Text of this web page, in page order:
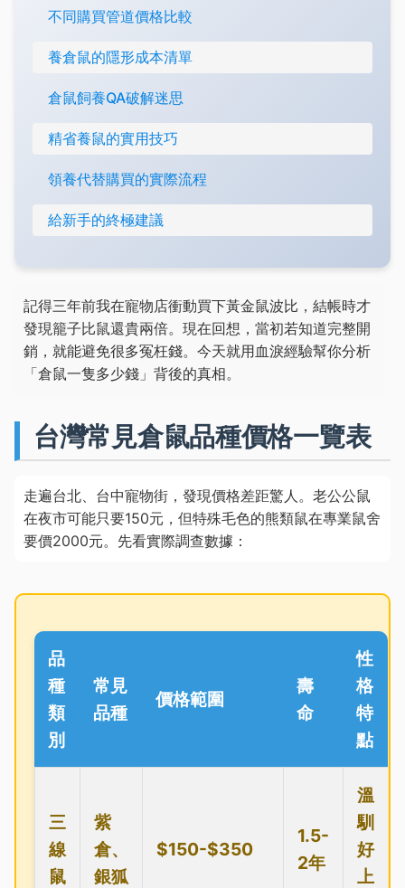
不同購買管道價格比較
養倉鼠的隱形成本清單
倉鼠飼養QA破解迷思
精省養鼠的實用技巧
領養代替購買的實際流程
給新手的終極建議
記得三年前我在寵物店衝動買下黃金鼠波比，結帳時才
發現籠子比鼠還貴兩倍。現在回想，當初若知道完整開
銷，就能避免很多冤枉錢。今天就用血淚經驗幫你分析
「倉鼠一隻多少錢」背後的真相。
台灣常見倉鼠品種價格一覽表
走遍台北、台中寵物街，發現價格差距驚人。老公公鼠
在夜市可能只要150元，但特殊毛色的熊類鼠在專業鼠舍
要價2000元。先看實際調查數據：
品
種
類
別
常見
品種
價格範圍
壽
命
性
格
特
點
三
線
鼠
紫
倉、
銀狐
$150-$350
1.5-
2年
溫
馴
好
上